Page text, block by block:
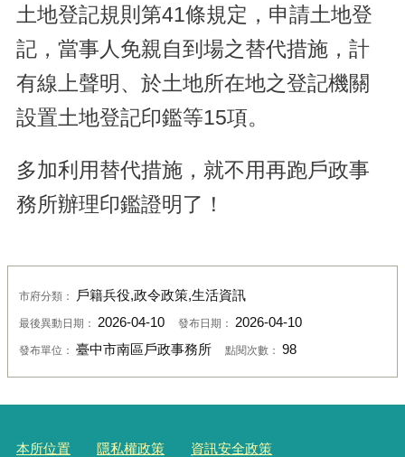
土地登記規則第41條規定，申請土地登
記，當事人免親自到場之替代措施，計
有線上聲明、於土地所在地之登記機關
設置土地登記印鑑等15項。
多加利用替代措施，就不用再跑戶政事
務所辦理印鑑證明了！
市府分類： 戶籍兵役,政令政策,生活資訊
最後異動日期： 2026-04-10 發布日期： 2026-04-10
發布單位： 臺中市南區戶政事務所 點閱次數： 98
本所位置 隱私權政策 資訊安全政策